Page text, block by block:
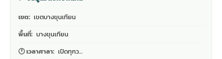
เขต: เขตบางขุนเทียน
พื้นที่: บางขุนเทียน
🕐 เวลาศาลา: เปิดทุกว…